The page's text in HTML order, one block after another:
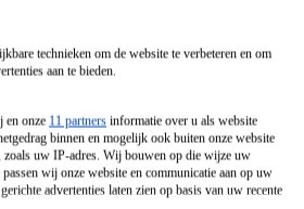
technieken om de website te verbeteren en om
aan te bieden.
en onze 11 partners informatie over u als website
binnen en mogelijk ook buiten onze website
zoals uw IP-adres. Wij bouwen op die wijze uw
wij onze website en communicatie aan op uw
advertenties laten zien op basis van uw recente